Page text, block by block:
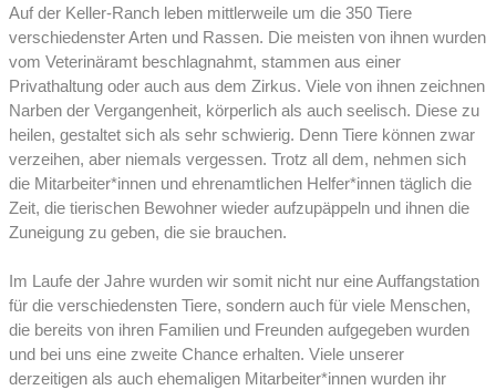
Auf der Keller-Ranch leben mittlerweile um die 350 Tiere
verschiedenster Arten und Rassen. Die meisten von ihnen wurden
vom Veterinäramt beschlagnahmt, stammen aus einer
Privathaltung oder auch aus dem Zirkus. Viele von ihnen zeichnen
Narben der Vergangenheit, körperlich als auch seelisch. Diese zu
heilen, gestaltet sich als sehr schwierig. Denn Tiere können zwar
verzeihen, aber niemals vergessen. Trotz all dem, nehmen sich
die Mitarbeiter*innen und ehrenamtlichen Helfer*innen täglich die
Zeit, die tierischen Bewohner wieder aufzupäppeln und ihnen die
Zuneigung zu geben, die sie brauchen.
Im Laufe der Jahre wurden wir somit nicht nur eine Auffangstation
für die verschiedensten Tiere, sondern auch für viele Menschen,
die bereits von ihren Familien und Freunden aufgegeben wurden
und bei uns eine zweite Chance erhalten. Viele unserer
derzeitigen als auch ehemaligen Mitarbeiter*innen wurden ihr